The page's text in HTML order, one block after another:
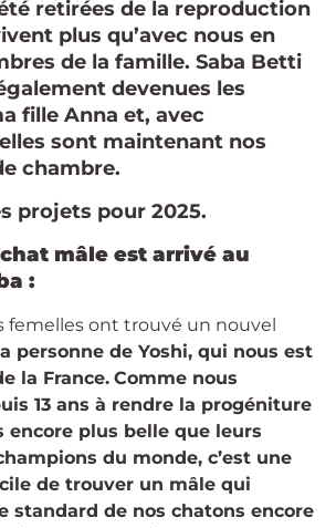
retirées de la reproduction
plus qu’avec nous en
de la famille. Saba Betti
devenues les
fille Anna et, avec
sont maintenant nos
chambre.
projets pour 2025.
mâle est arrivé au
:
femelles ont trouvé un nouvel
personne de Yoshi, qui nous est
la France. Comme nous
13 ans à rendre la progéniture
encore plus belle que leurs
du monde, c’est une
de trouver un mâle qui
standard de nos chatons encore